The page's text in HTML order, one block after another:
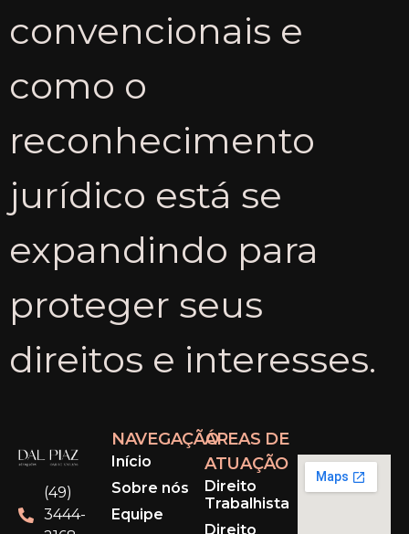
convencionais e
como o
reconhecimento
jurídico está se
expandindo para
proteger seus
direitos e interesses.
(49)
3444-
NAVEGAÇÃO
Início
Sobre nós
Equipe
ÁREAS DE
ATUAÇÃO
Direito
Trabalhista
Direito